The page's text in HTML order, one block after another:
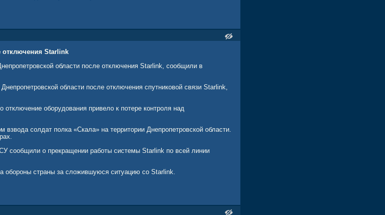
отключения Starlink
области после отключения Starlink, сообщили в
области после отключения спутниковой связи Starlink,
отключение оборудования привело к потере контроля над
солдат полка «Скала» на территории Днепропетровской области.
сообщили о прекращении работы системы Starlink по всей линии
обороны страны за сложившуюся ситуацию со Starlink.